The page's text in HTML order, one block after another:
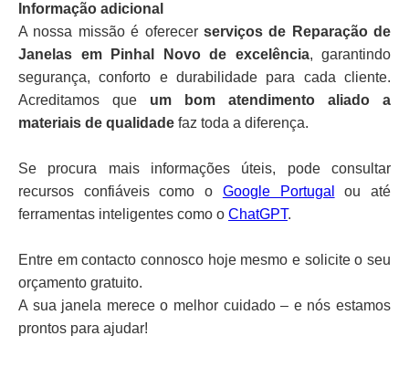
Informação adicional
A nossa missão é oferecer serviços de Reparação de
Janelas em Pinhal Novo de excelência, garantindo
segurança, conforto e durabilidade para cada cliente.
Acreditamos que um bom atendimento aliado a
materiais de qualidade faz toda a diferença.
Se procura mais informações úteis, pode consultar
recursos confiáveis como o Google Portugal
ou até
ferramentas inteligentes como o ChatGPT.
Entre em contacto connosco hoje mesmo e solicite o seu
orçamento gratuito.
A sua janela merece o melhor cuidado – e nós estamos
prontos para ajudar!